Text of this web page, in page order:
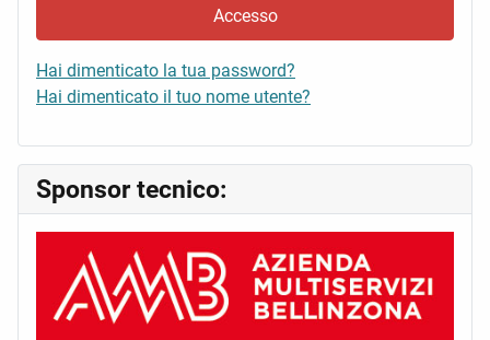
Accesso
Hai dimenticato la tua password?
Hai dimenticato il tuo nome utente?
Sponsor tecnico: